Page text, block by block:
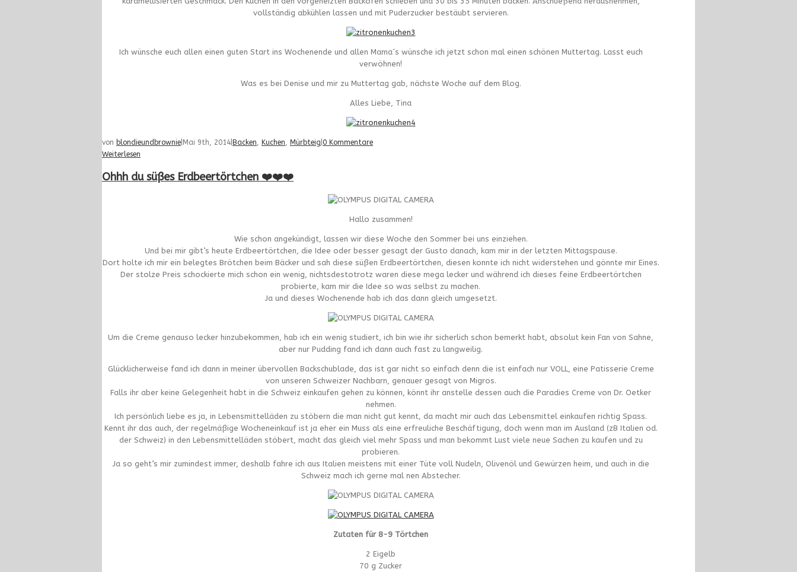
vollständig abkühlen lassen und mit Puderzucker bestäubt servieren.
Ich wünsche euch allen einen guten Start ins Wochenende und allen Mama´s wünsche ich jetzt schon mal einen schönen Muttertag. Lasst euch
verwöhnen!
Was es bei Denise und mir zu Muttertag gab, nächste Woche auf dem Blog.
Alles Liebe, Tina
von blondieundbrownie Mai 9th, 2014 Backen, Kuchen, Mürbteig 0 Kommentare
Weiterlesen
Ohhh du süßes Erdbeertörtchen ❤️❤️❤️
Hallo zusammen!
Wie schon angekündigt, lassen wir diese Woche den Sommer bei uns einziehen.
Und bei mir gibt’s heute Erdbeertörtchen, die Idee oder besser gesagt der Gusto danach, kam mir in der letzten Mittagspause.
Dort holte ich mir ein belegtes Brötchen beim Bäcker und sah diese süßen Erdbeertörtchen, diesen konnte ich nicht widerstehen und gönnte mir Eines.
Der stolze Preis schockierte mich schon ein wenig, nichtsdestotrotz waren diese mega lecker und während ich dieses feine Erdbeertörtchen
probierte, kam mir die Idee so was selbst zu machen.
Ja und dieses Wochenende hab ich das dann gleich umgesetzt.
Um die Creme genauso lecker hinzubekommen, hab ich ein wenig studiert, ich bin wie ihr sicherlich schon bemerkt habt, absolut kein Fan von Sahne,
aber nur Pudding fand ich dann auch fast zu langweilig.
Glücklicherweise fand ich dann in meiner übervollen Backschublade, das ist gar nicht so einfach denn die ist einfach nur VOLL, eine Patisserie Creme
von unseren Schweizer Nachbarn, genauer gesagt von Migros.
Falls ihr aber keine Gelegenheit habt in die Schweiz einkaufen gehen zu können, könnt ihr anstelle dessen auch die Paradies Creme von Dr. Oetker
nehmen.
Ich persönlich liebe es ja, in Lebensmittelläden zu stöbern die man nicht gut kennt, da macht mir auch das Lebensmittel einkaufen richtig Spass.
Kennt ihr das auch, der regelmäßige Wocheneinkauf ist ja eher ein Muss als eine erfreuliche Beschäftigung, doch wenn man im Ausland (zB Italien od.
der Schweiz) in den Lebensmittelläden stöbert, macht das gleich viel mehr Spass und man bekommt Lust viele neue Sachen zu kaufen und zu
probieren.
Ja so geht’s mir zumindest immer, deshalb fahre ich aus Italien meistens mit einer Tüte voll Nudeln, Olivenöl und Gewürzen heim, und auch in die
Schweiz mach ich gerne mal nen Abstecher.
Zutaten für 8-9 Törtchen
2 Eigelb
70 g Zucker